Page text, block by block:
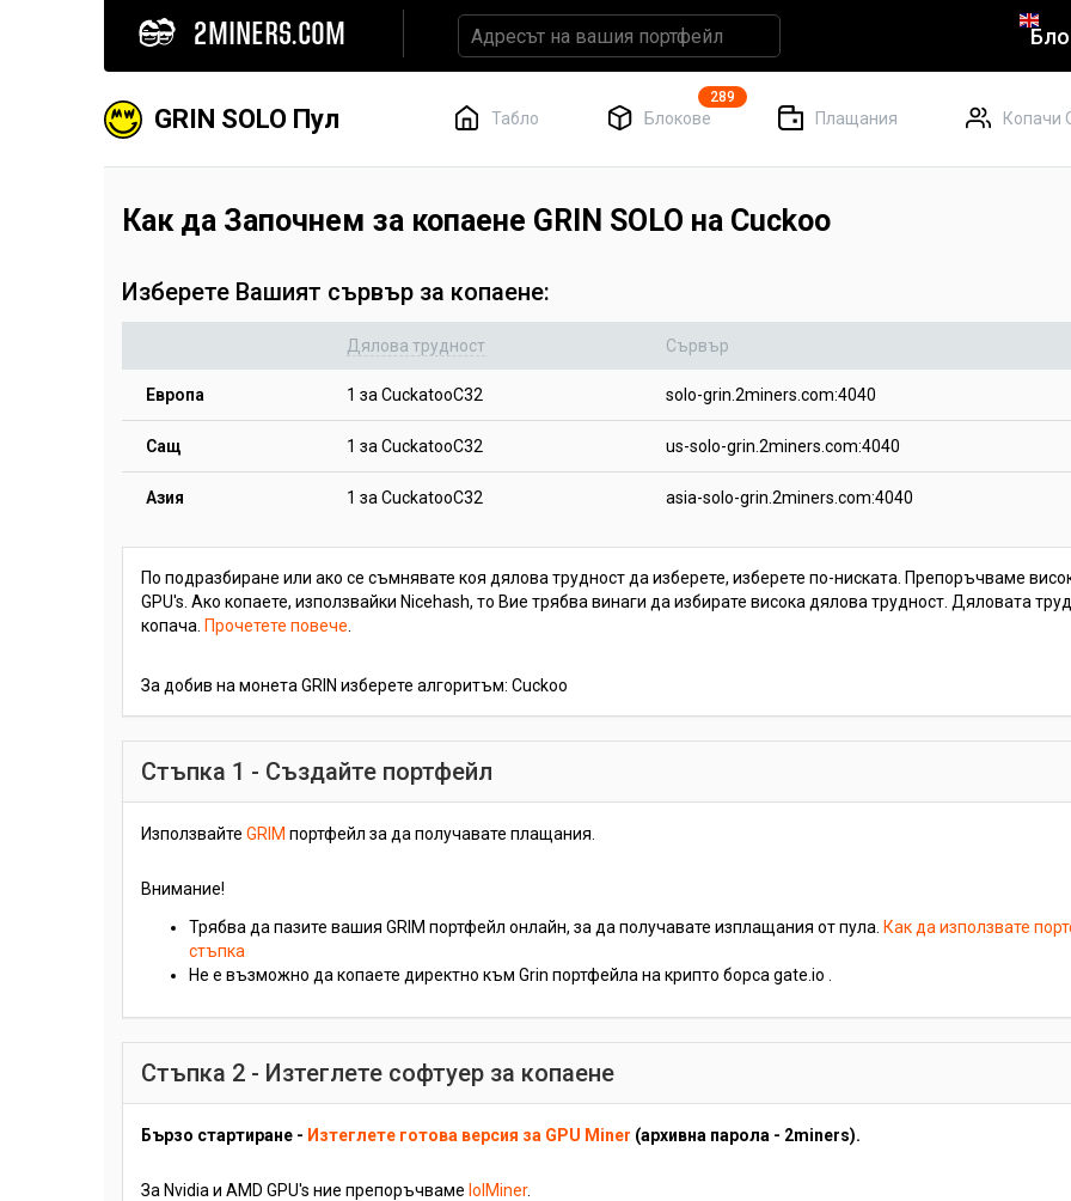
2MINERS.COM
GRIN SOLO Пул Табло Блокове
289
Плащания Копачи
Как да Започнем за копаене GRIN SOLO на Cuckoo
Изберете Вашият сървър за копаене:
Дялова трудност Сървър
Европа 1 за CuckatooC32 solo-grin.2miners.com:4040
Сащ 1 за CuckatooC32 us-solo-grin.2miners.com:4040
Азия 1 за CuckatooC32 asia-solo-grin.2miners.com:4040
По подразбиране или ако се съмнявате коя дялова трудност да изберете, изберете по-ниската. Препоръчваме
GPU's. Ако копаете, използвайки Nicehash, то Вие трябва винаги да избирате висока дялова трудност. Дяловата
копача. Прочетете повече
За добив на монета GRIN изберете алгоритъм: Cuckoo
Стъпка 1 - Създайте портфейл
Използвайте GRIM портфейл за да получавате плащания.
Внимание!
Трябва да пазите вашия GRIM портфейл онлайн, за да получавате изплащания от пула. Как да използвате
стъпка
Не е възможно да копаете директно към Grin портфейла на крипто борса gate.io .
Стъпка 2 - Изтеглете софтуер за копаене
Бързо стартиране - Изтеглете готова версия за GPU Miner (архивна парола - 2miners).
За Nvidia и AMD GPU's ние препоръчваме lolMiner.